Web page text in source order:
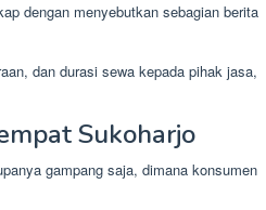
dengan menyebutkan sebagian berita
dan durasi sewa kepada pihak jasa,
Sukoharjo
gampang saja, dimana konsumen